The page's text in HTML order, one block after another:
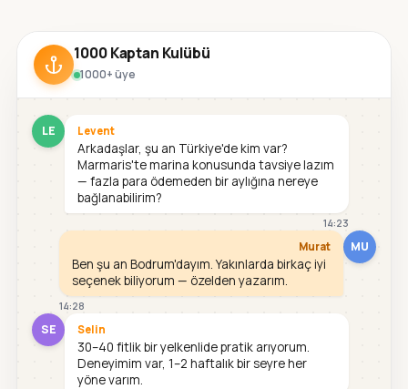
1000 Kaptan Kulübü
1000+ üye
LE Levent
Arkadaşlar, şu an Türkiye'de kim var?
Marmaris'te marina konusunda tavsiye lazım
— fazla para ödemeden bir aylığına nereye
bağlanabilirim?
14:23
MU
Murat
Ben şu an Bodrum'dayım. Yakınlarda birkaç iyi
seçenek biliyorum — özelden yazarım.
14:28
SE Selin
30–40 fitlik bir yelkenlide pratik arıyorum.
Deneyimim var, 1–2 haftalık bir seyre her
yöne varım.